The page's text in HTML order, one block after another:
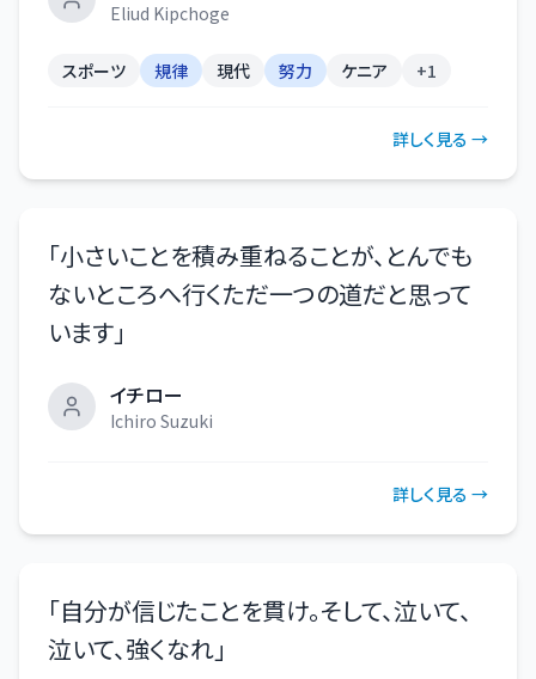
Eliud Kipchoge
スポーツ 規律 現代 努力 ケニア +1
詳しく見る →
「小さいことを積み重ねることが、とんでも
ないところへ行くただ一つの道だと思って
います」
イチロー
Ichiro Suzuki
詳しく見る →
「自分が信じたことを貫け。そして、泣いて、
泣いて、強くなれ」